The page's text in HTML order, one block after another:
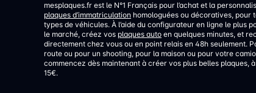
mesplaques.fr est le N°1 Français pour l’achat et la
plaques d’immatriculation homologuées ou décoratives, pour
types de véhicules. À l’aide du configurateur en ligne le plus
le marché, créez vos plaques auto en quelques minutes, et
directement chez vous ou en point relais en 48h seulement.
route ou pour un shooting, pour la maison ou pour votre
commencez dès maintenant à créer vos plus belles plaques,
15€.